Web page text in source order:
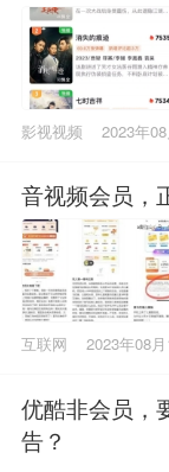
影视视频 2023年
音视频会员，
互联网 2023年08
优酷非会员，
告？